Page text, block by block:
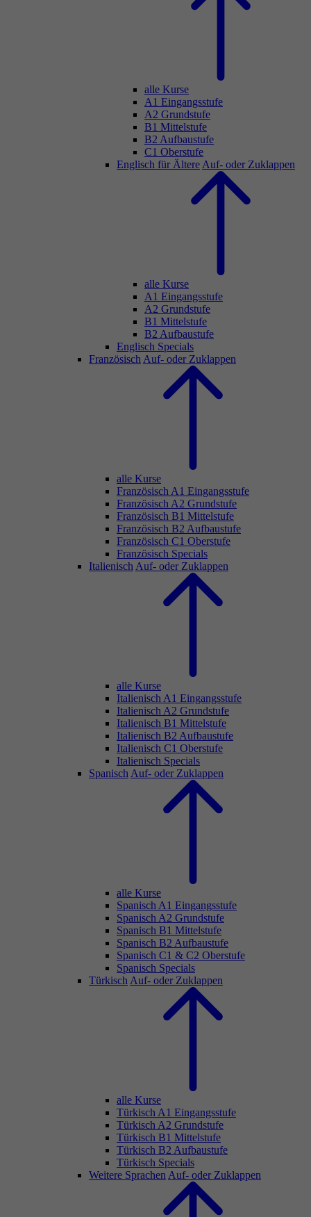
alle Kurse
A1 Eingangsstufe
A2 Grundstufe
B1 Mittelstufe
B2 Aufbaustufe
C1 Oberstufe
Englisch für Ältere Auf- oder Zuklappen
alle Kurse
A1 Eingangsstufe
A2 Grundstufe
B1 Mittelstufe
B2 Aufbaustufe
Englisch Specials
Französisch Auf- oder Zuklappen
alle Kurse
Französisch A1 Eingangsstufe
Französisch A2 Grundstufe
Französisch B1 Mittelstufe
Französisch B2 Aufbaustufe
Französisch C1 Oberstufe
Französisch Specials
Italienisch Auf- oder Zuklappen
alle Kurse
Italienisch A1 Eingangsstufe
Italienisch A2 Grundstufe
Italienisch B1 Mittelstufe
Italienisch B2 Aufbaustufe
Italienisch C1 Oberstufe
Italienisch Specials
Spanisch Auf- oder Zuklappen
alle Kurse
Spanisch A1 Eingangsstufe
Spanisch A2 Grundstufe
Spanisch B1 Mittelstufe
Spanisch B2 Aufbaustufe
Spanisch C1 & C2 Oberstufe
Spanisch Specials
Türkisch Auf- oder Zuklappen
alle Kurse
Türkisch A1 Eingangsstufe
Türkisch A2 Grundstufe
Türkisch B1 Mittelstufe
Türkisch B2 Aufbaustufe
Türkisch Specials
Weitere Sprachen Auf- oder Zuklappen